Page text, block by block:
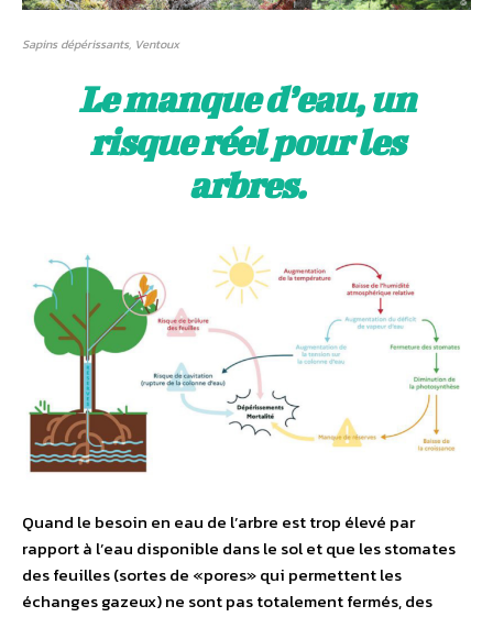
Sapins dépérissants, Ventoux
Le manque d’eau, un
risque réel pour les
arbres.
Quand le besoin en eau de l’arbre est trop élevé par
rapport à l’eau disponible dans le sol et que les stomates
des feuilles (sortes de «pores» qui permettent les
échanges gazeux) ne sont pas totalement fermés, des